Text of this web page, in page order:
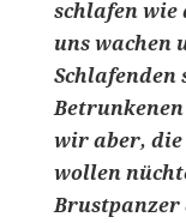
schlafen
uns wachen
Schlafenden
wir aber, die
wollen
Brustpanzer